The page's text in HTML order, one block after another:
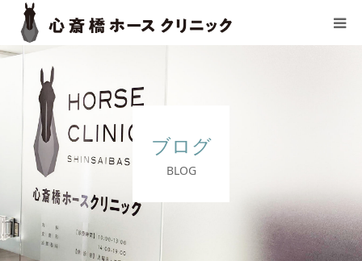
ブログ
BLOG
TOP
選ばれる理由
診察の流れ
料金表
治療薬一覧